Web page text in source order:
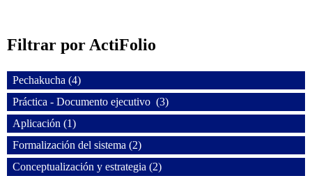
Filtrar por ActiFolio
Pechakucha (4)
Práctica - Documento ejecutivo (3)
Aplicación (1)
Formalización del sistema (2)
Conceptualización y estrategia (2)